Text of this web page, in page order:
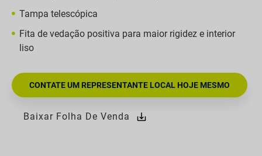
Tampa telescópica
Fita de vedação positiva para maior rigidez e interior
liso
CONTATE UM REPRESENTANTE LOCAL HOJE MESMO
Baixar Folha De Venda